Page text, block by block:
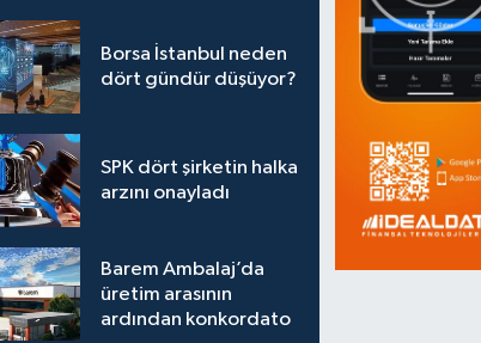
Borsa İstanbul neden
dört gündür düşüyor?
SPK dört şirketin halka
arzını onayladı
Barem Ambalaj’da
üretim arasının
ardından konkordato